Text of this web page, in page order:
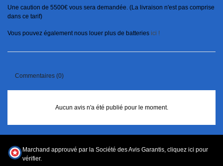
Une caution de 5500€ vous sera demandée. (La livraison n'est pas comprise
dans ce tarif)
Vous pouvez également nous louer plus de batteries ici !
Commentaires (0)
Aucun avis n'a été publié pour le moment.
Marchand approuvé par la Société des Avis Garantis, cliquez ici pour
vérifier.